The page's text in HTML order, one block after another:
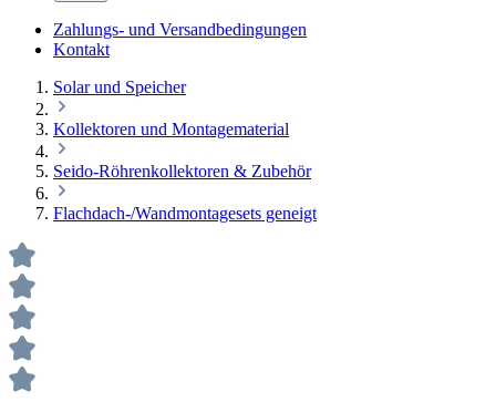
Zahlungs- und Versandbedingungen
Kontakt
Solar und Speicher
Kollektoren und Montagematerial
Seido-Röhrenkollektoren & Zubehör
Flachdach-/Wandmontagesets geneigt